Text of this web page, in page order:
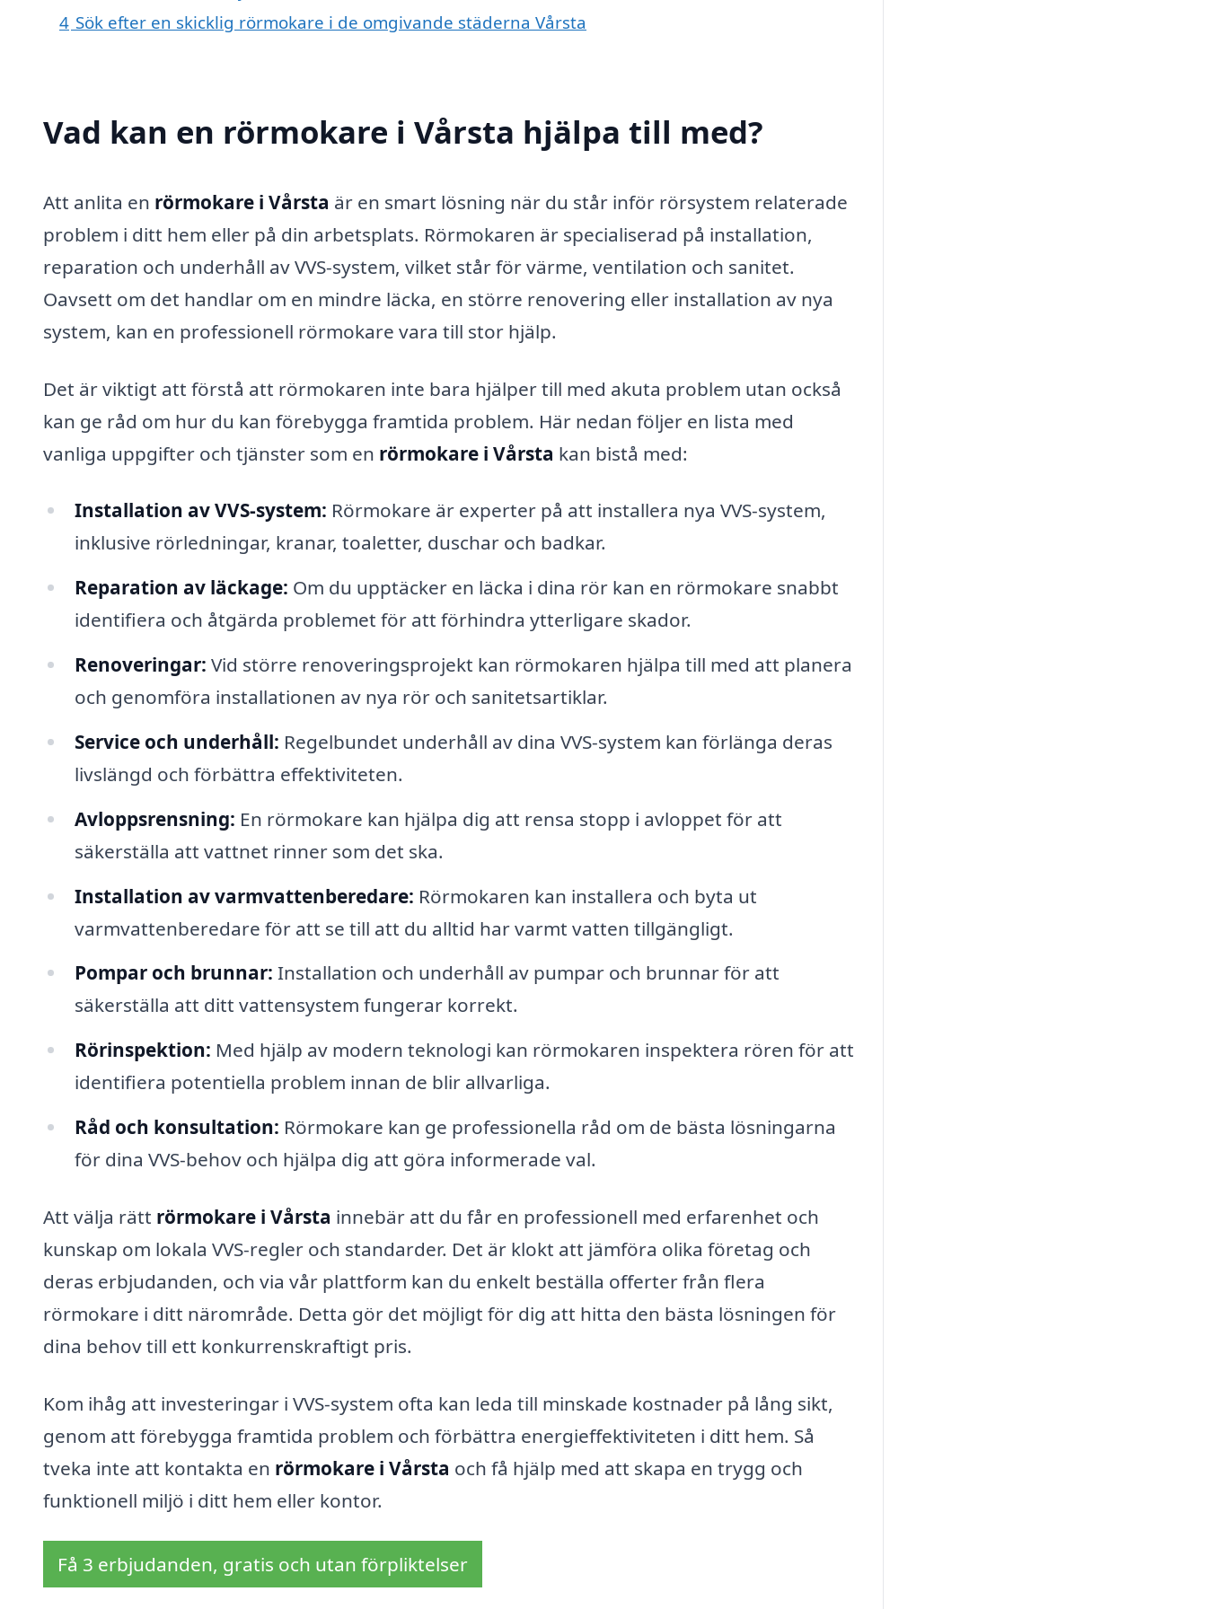
4 Sök efter en skicklig rörmokare i de omgivande städerna Vårsta
Vad kan en rörmokare i Vårsta hjälpa till med?
Att anlita en rörmokare i Vårsta är en smart lösning när du står inför rörsystem relaterade
problem i ditt hem eller på din arbetsplats. Rörmokaren är specialiserad på installation,
reparation och underhåll av VVS-system, vilket står för värme, ventilation och sanitet.
Oavsett om det handlar om en mindre läcka, en större renovering eller installation av nya
system, kan en professionell rörmokare vara till stor hjälp.
Det är viktigt att förstå att rörmokaren inte bara hjälper till med akuta problem utan också
kan ge råd om hur du kan förebygga framtida problem. Här nedan följer en lista med
vanliga uppgifter och tjänster som en rörmokare i Vårsta kan bistå med:
Installation av VVS-system: Rörmokare är experter på att installera nya VVS-system,
inklusive rörledningar, kranar, toaletter, duschar och badkar.
Reparation av läckage: Om du upptäcker en läcka i dina rör kan en rörmokare snabbt
identifiera och åtgärda problemet för att förhindra ytterligare skador.
Renoveringar: Vid större renoveringsprojekt kan rörmokaren hjälpa till med att planera
och genomföra installationen av nya rör och sanitetsartiklar.
Service och underhåll: Regelbundet underhåll av dina VVS-system kan förlänga deras
livslängd och förbättra effektiviteten.
Avloppsrensning: En rörmokare kan hjälpa dig att rensa stopp i avloppet för att
säkerställa att vattnet rinner som det ska.
Installation av varmvattenberedare: Rörmokaren kan installera och byta ut
varmvattenberedare för att se till att du alltid har varmt vatten tillgängligt.
Pompar och brunnar: Installation och underhåll av pumpar och brunnar för att
säkerställa att ditt vattensystem fungerar korrekt.
Rörinspektion: Med hjälp av modern teknologi kan rörmokaren inspektera rören för att
identifiera potentiella problem innan de blir allvarliga.
Råd och konsultation: Rörmokare kan ge professionella råd om de bästa lösningarna
för dina VVS-behov och hjälpa dig att göra informerade val.
Att välja rätt rörmokare i Vårsta innebär att du får en professionell med erfarenhet och
kunskap om lokala VVS-regler och standarder. Det är klokt att jämföra olika företag och
deras erbjudanden, och via vår plattform kan du enkelt beställa offerter från flera
rörmokare i ditt närområde. Detta gör det möjligt för dig att hitta den bästa lösningen för
dina behov till ett konkurrenskraftigt pris.
Kom ihåg att investeringar i VVS-system ofta kan leda till minskade kostnader på lång sikt,
genom att förebygga framtida problem och förbättra energieffektiviteten i ditt hem. Så
tveka inte att kontakta en rörmokare i Vårsta och få hjälp med att skapa en trygg och
funktionell miljö i ditt hem eller kontor.
Få 3 erbjudanden, gratis och utan förpliktelser